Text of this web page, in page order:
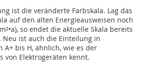
ist die veränderte Farbskala. Lag das
auf den alten Energieausweisen noch
so endet die aktuelle Skala bereits
Neu ist auch die Einteilung in
A+ bis H, ähnlich, wie es der
von Elektrogeräten kennt.